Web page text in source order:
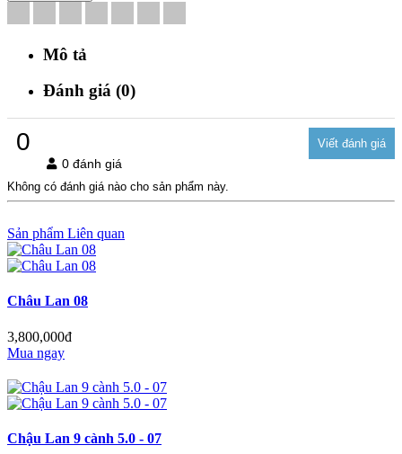
Mô tả
Đánh giá (0)
0
0 đánh giá
Không có đánh giá nào cho sản phẩm này.
Sản phẩm Liên quan
Châu Lan 08
3,800,000đ
Mua ngay
Chậu Lan 9 cành 5.0 - 07